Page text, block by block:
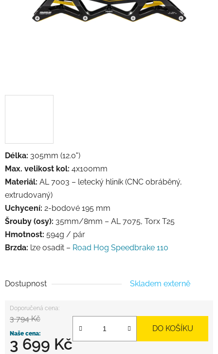
Délka: 305mm (12.0")
Max. velikost kol: 4x100mm
Materiál: AL 7003 – letecký hliník (CNC obráběný,
extrudovaný)
Uchycení: 2-bodové 195 mm
Šrouby (osy): 35mm/8mm – AL 7075, Torx T25
Hmotnost: 594g / pár
Brzda: lze osadit – Road Hog Speedbrake 110
Dostupnost Skladem externě
3 794 Kč
3 699 Kč
DO KOŠÍKU